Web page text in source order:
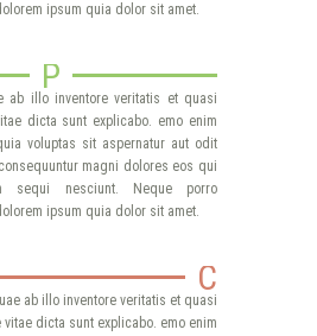
ipsum quia dolor sit amet.
P
ab illo inventore veritatis et quasi
dicta sunt explicabo. emo enim
voluptas sit aspernatur aut odit
magni dolores eos qui
sequi nesciunt. Neque porro
ipsum quia dolor sit amet.
C
ab illo inventore veritatis et quasi
vitae dicta sunt explicabo. emo enim